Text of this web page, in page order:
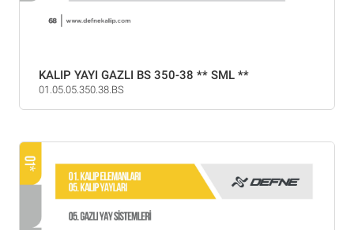
KALIP YAYI GAZLI BS 350-38 ** SML **
01.05.05.350.38.BS